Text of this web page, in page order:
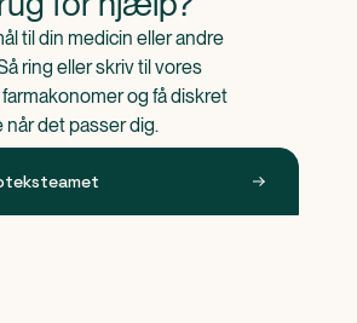
til din medicin eller andre
ring eller skriv til vores
og få diskret
når det passer dig.